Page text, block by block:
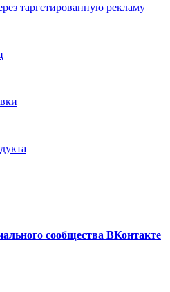
таргетированную рекламу
сообщества ВКонтакте